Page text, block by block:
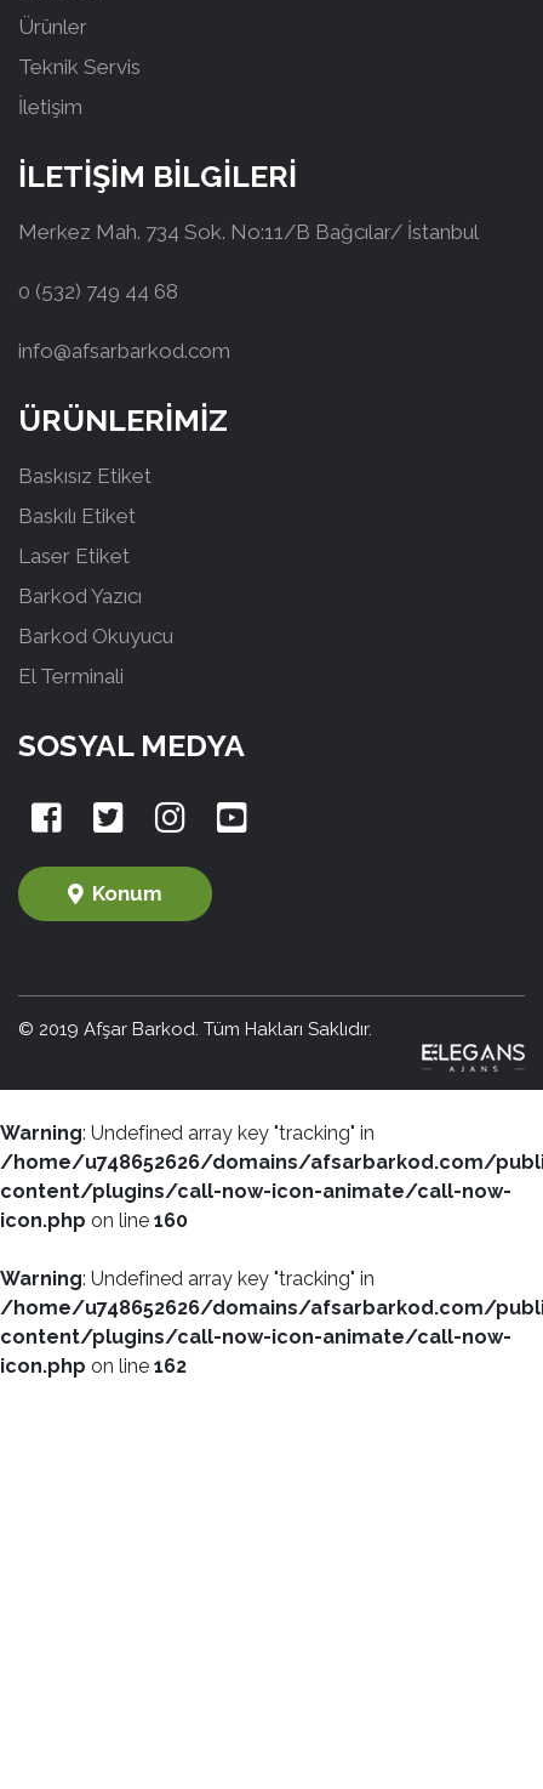
Ürünler
Teknik Servis
İletişim
İLETİŞİM BİLGİLERİ
Merkez Mah. 734 Sok. No:11/B Bağcılar/ İstanbul
0 (532) 749 44 68
info@afsarbarkod.com
ÜRÜNLERİMİZ
Baskısız Etiket
Baskılı Etiket
Laser Etiket
Barkod Yazıcı
Barkod Okuyucu
El Terminali
SOSYAL MEDYA
Konum
© 2019 Afşar Barkod. Tüm Hakları Saklıdır.
Warning: Undefined array key "tracking" in
/home/u748652626/domains/afsarbarkod.com/
content/plugins/call-now-icon-animate/call-now-
icon.php on line 160
Warning: Undefined array key "tracking" in
/home/u748652626/domains/afsarbarkod.com/
content/plugins/call-now-icon-animate/call-now-
icon.php on line 162